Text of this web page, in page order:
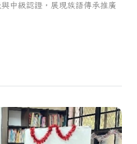
中級認證，展現族語傳承推廣